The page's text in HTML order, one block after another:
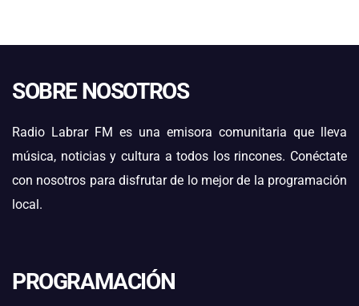
SOBRE NOSOTROS
Radio Labrar FM es una emisora comunitaria que lleva
música, noticias y cultura a todos los rincones. Conéctate
con nosotros para disfrutar de lo mejor de la programación
local.
PROGRAMACIÓN